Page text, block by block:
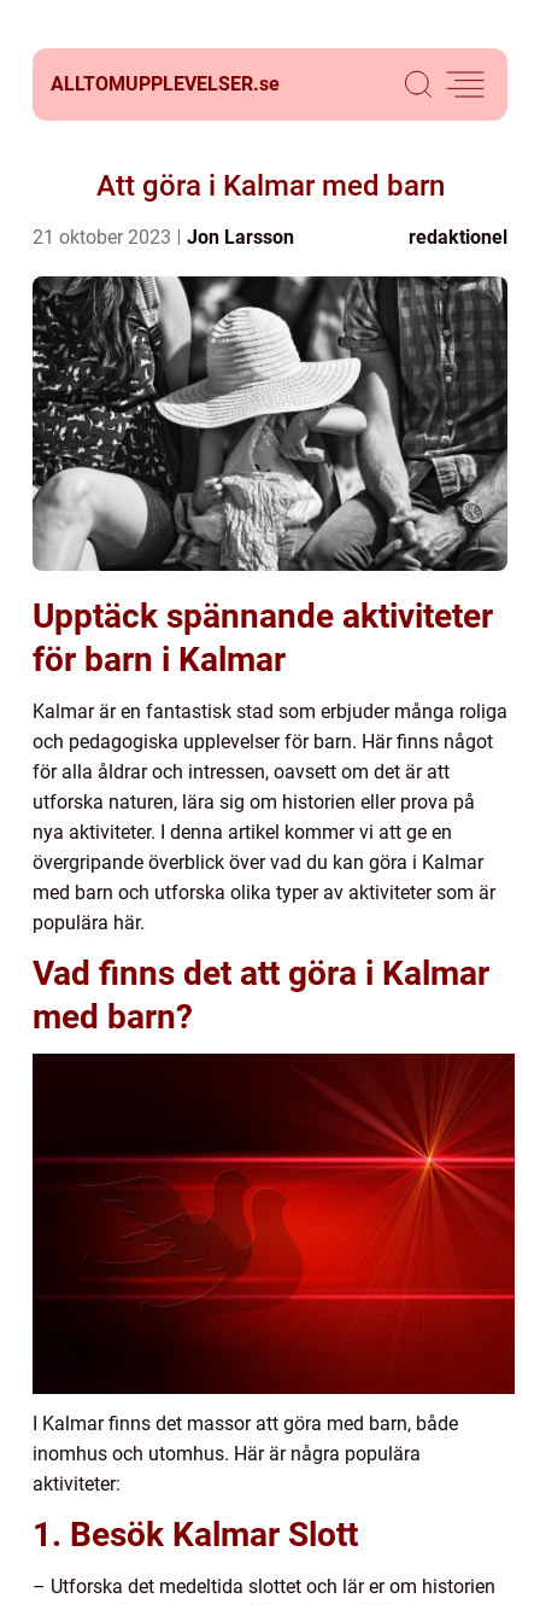
ALLTOMUPPLEVELSER.se
Att göra i Kalmar med barn
21 oktober 2023 Jon Larsson redaktionel
Upptäck spännande aktiviteter
för barn i Kalmar
Kalmar är en fantastisk stad som erbjuder många roliga
och pedagogiska upplevelser för barn. Här finns något
för alla åldrar och intressen, oavsett om det är att
utforska naturen, lära sig om historien eller prova på
nya aktiviteter. I denna artikel kommer vi att ge en
övergripande överblick över vad du kan göra i Kalmar
med barn och utforska olika typer av aktiviteter som är
populära här.
Vad finns det att göra i Kalmar
med barn?
I Kalmar finns det massor att göra med barn, både
inomhus och utomhus. Här är några populära
aktiviteter:
1. Besök Kalmar Slott
– Utforska det medeltida slottet och lär er om historien